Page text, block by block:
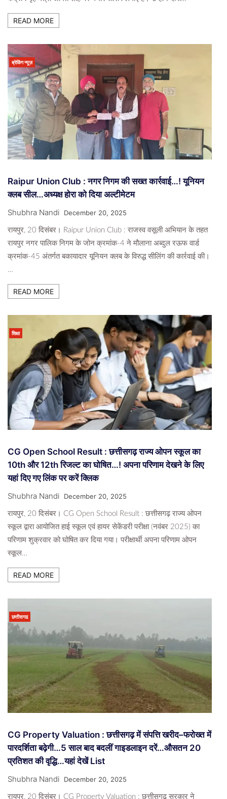
READ MORE
ब्रेकिंग न्यूज़
Raipur Union Club : नगर निगम की सख्त कार्रवाई…! यूनियन
क्लब सील…अध्यक्ष होरा को दिया अल्टीमेटम
Shubhra Nandi December 20, 2025
रायपुर, 20 दिसंबर। Raipur Union Club : राजस्व वसूली अभियान के तहत
रायपुर नगर पालिक निगम के जोन क्रमांक-4 ने मौलाना अब्दुल रऊफ वार्ड
क्रमांक-45 अंतर्गत बकायादार यूनियन क्लब के विरुद्ध सीलिंग की कार्रवाई की।
…
READ MORE
शिक्षा
CG Open School Result : छत्तीसगढ़ राज्य ओपन स्कूल का
10th और 12th रिजल्ट का घोषित…! अपना परिणाम देखने के लिए
यहां दिए गए लिंक पर करें क्लिक
Shubhra Nandi December 20, 2025
रायपुर, 20 दिसंबर। CG Open School Result : छत्तीसगढ़ राज्य ओपन
स्कूल द्वारा आयोजित हाई स्कूल एवं हायर सेकेंडरी परीक्षा (नवंबर 2025) का
परिणाम शुक्रवार को घोषित कर दिया गया। परीक्षार्थी अपना परिणाम ओपन
स्कूल…
READ MORE
छत्तीसगढ
CG Property Valuation : छत्तीसगढ़ में संपत्ति खरीद–फरोख्त में
पारदर्शिता बढ़ेगी…5 साल बाद बदलीं गाइडलाइन दरें…औसतन 20
प्रतिशत की वृद्धि…यहां देखें List
Shubhra Nandi December 20, 2025
रायपुर, 20 दिसंबर। CG Property Valuation : छत्तीसगढ़ सरकार ने